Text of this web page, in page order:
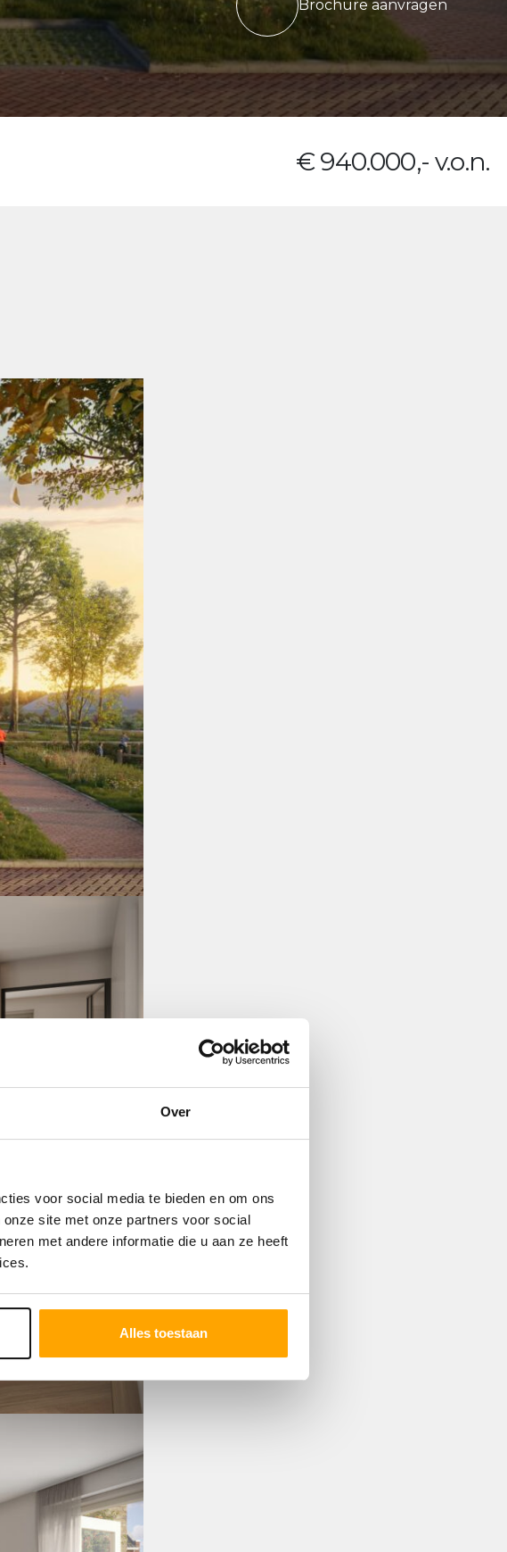
Over
voor social media te bieden en om ons
site met onze partners voor social
met andere informatie die u aan ze heeft
Alles toestaan
Brochure aanvragen
€ 940.000,- v.o.n.